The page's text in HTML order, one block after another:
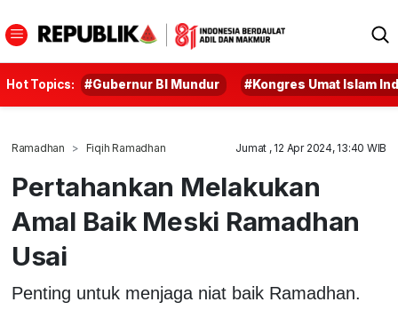
Hot Topics: #Gubernur BI Mundur #Kongres Umat Islam
Ramadhan Fiqih Ramadhan Jumat , 12 Apr 2024, 13:40 WIB
Pertahankan Melakukan
Amal Baik Meski Ramadhan
Usai
Penting untuk menjaga niat baik Ramadhan.